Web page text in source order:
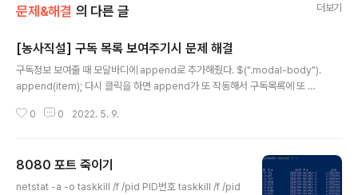
문제&해결 의 다른 글 더보기
[농사직설] 구독 목록 보여주기시 문제 해결
구독정보 보여줄 때 모달바디에 append로 추가해줬다. $(".modal-body").
append(item); 다시 클릭을 하면 append가 또 작동해서 구독목록에 또 추
튼에 onclick으로 close()라는 함수를 만들었다. Close function close(){
mpty(); } 이름을 바꾸니까 잘 작동이 되었다.
0 0 2022. 5. 9.
8080 포트 죽이기
netstat -a -o taskkill /f /pid PID번호 taskkill /f /pid